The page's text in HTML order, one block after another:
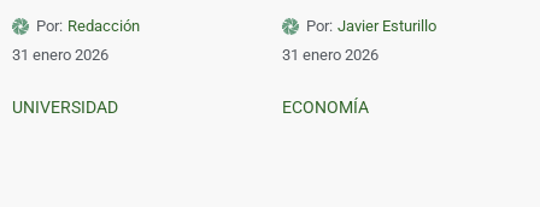
Por: Redacción
31 enero 2026
Por: Javier Esturillo
31 enero 2026
UNIVERSIDAD ECONOMÍA